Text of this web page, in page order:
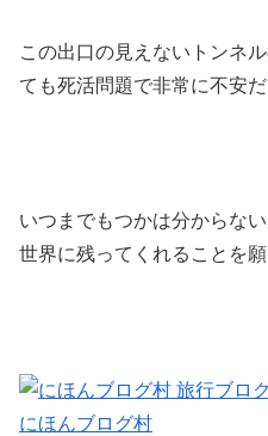
この出口の見えないトンネ
ても死活問題で非常に不安だ
いつまでもつかは分からな
世界に残ってくれることを
にほんブログ村